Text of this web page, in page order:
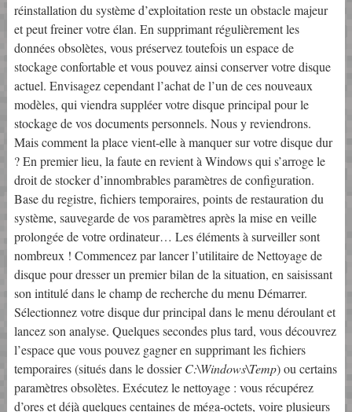
réinstallation du système d’exploitation reste un obstacle majeur
et peut freiner votre élan. En supprimant régulièrement les
données obsolètes, vous préservez toutefois un espace de
stockage confortable et vous pouvez ainsi conserver votre disque
actuel. Envisagez cependant l’achat de l’un de ces nouveaux
modèles, qui viendra suppléer votre disque principal pour le
stockage de vos documents personnels. Nous y reviendrons.
Mais comment la place vient-elle à manquer sur votre disque dur
? En premier lieu, la faute en revient à Windows qui s’arroge le
droit de stocker d’innombrables paramètres de configuration.
Base du registre, fichiers temporaires, points de restauration du
système, sauvegarde de vos paramètres après la mise en veille
prolongée de votre ordinateur… Les éléments à surveiller sont
nombreux ! Commencez par lancer l’utilitaire de Nettoyage de
disque pour dresser un premier bilan de la situation, en saisissant
son intitulé dans le champ de recherche du menu Démarrer.
Sélectionnez votre disque dur principal dans le menu déroulant et
lancez son analyse. Quelques secondes plus tard, vous découvrez
l’espace que vous pouvez gagner en supprimant les fichiers
temporaires (situés dans le dossierC:\Windows\Temp) ou certains
paramètres obsolètes. Exécutez le nettoyage : vous récupérez
d’ores et déjà quelques centaines de méga-octets, voire plusieurs